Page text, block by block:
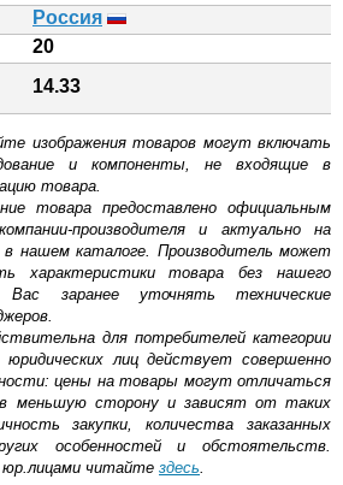
Россия
20
14.33
изображения товаров могут включать
и компоненты, не входящие в
товара.
товара предоставлено официальным
производителя и актуально на
в нашем каталоге. Производитель может
характеристики товара без нашего
Вас заранее уточнять технические
для потребителей категории
юридических лиц действует совершенно
цены на товары могут отличаться
меньшую сторону и зависят от таких
закупки, количества заказанных
особенностей и обстоятельств.
юр.лицами читайте здесь.